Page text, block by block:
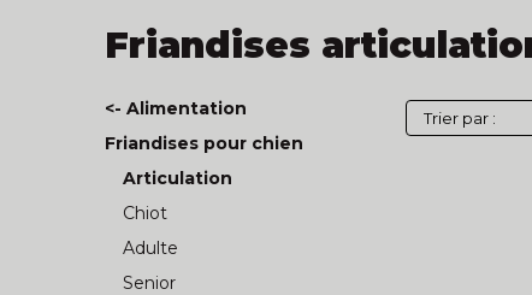
Friandises
<- Alimentation
Friandises pour chien
Articulation
Chiot
Adulte
Senior